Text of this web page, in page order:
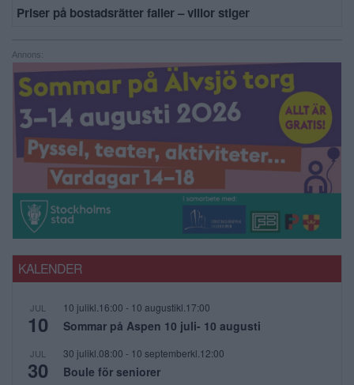
Priser på bostadsrätter faller – villor stiger
Annons:
KALENDER
JUL
10
10 julikl.16:00 - 10 augustikl.17:00
Sommar på Aspen 10 juli- 10 augusti
JUL
30
30 julikl.08:00 - 10 septemberkl.12:00
Boule för seniorer